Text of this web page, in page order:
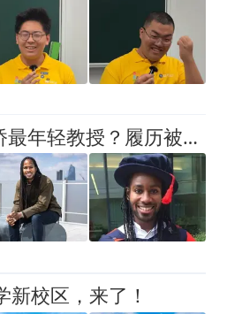
自闭少年逆袭剑桥最年轻教授？履历被扒全是假的！
新校区，来了！